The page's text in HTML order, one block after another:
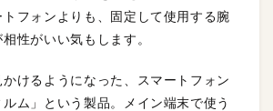
フォンよりも、固定して使用する腕
性がいい気もします。
けるようになった、スマートフォン
ム」という製品。メイン端末で使う